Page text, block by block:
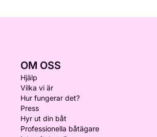
OM OSS
Hjälp
Vilka vi är
Hur fungerar det?
Press
Hyr ut din båt
Professionella båtägare